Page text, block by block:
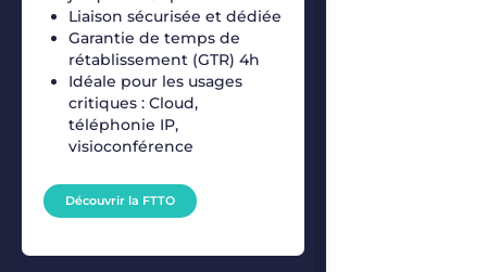
Liaison sécurisée et dédiée
Garantie de temps de
rétablissement (GTR) 4h
Idéale pour les usages
critiques : Cloud,
téléphonie IP,
visioconférence
Découvrir la FTTO